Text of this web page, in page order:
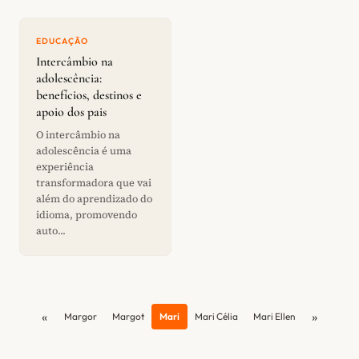
EDUCAÇÃO
Intercâmbio na
adolescência:
benefícios, destinos e
apoio dos pais
O intercâmbio na
adolescência é uma
experiência
transformadora que vai
além do aprendizado do
idioma, promovendo
auto...
« Margor Margot Mari Mari Célia Mari Ellen »